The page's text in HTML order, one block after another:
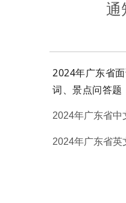
通
2024年广东省
词、景点问答题
2024年广东省中
2024年广东省英